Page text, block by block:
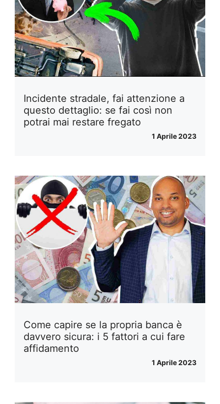
Incidente stradale, fai attenzione a
questo dettaglio: se fai così non
potrai mai restare fregato
1 Aprile 2023
Come capire se la propria banca è
davvero sicura: i 5 fattori a cui fare
affidamento
1 Aprile 2023